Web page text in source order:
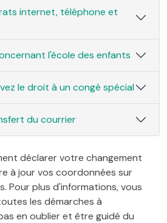
internet, téléphone et
l'école des enfants
le droit à un congé spécial
du courrier
déclarer votre changement
à jour vos coordonnées sur
Pour plus d'informations, vous
les démarches à
en oublier et être guidé du